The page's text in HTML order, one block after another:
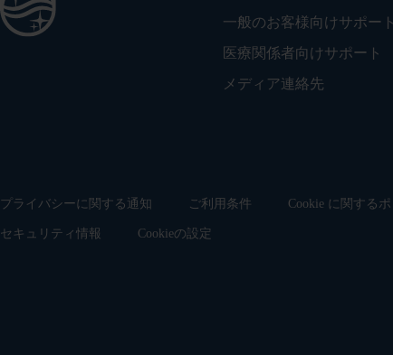
一般のお客様向けサポート
医療関係者向けサポート
メディア連絡先
プライバシーに関する通知 ご利用条件 Cookie に関する
セキュリティ情報 Cookieの設定